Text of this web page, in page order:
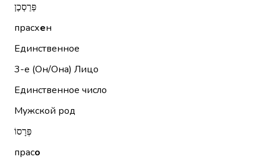
פְּרַסְכֶן
прасхен
Единственное
3-е (Он/Она) Лицо
Единственное число
Мужской род
פְּרָסוֹ
прасо